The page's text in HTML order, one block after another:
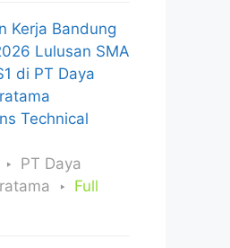
Kerja Bandung
Lulusan SMA
di PT Daya
Technical
PT Daya
Full